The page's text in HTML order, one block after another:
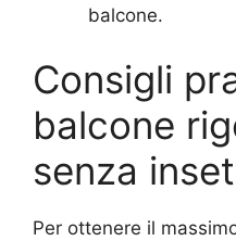
balcone.
Consigli
balcone
senza
Per ottenere il